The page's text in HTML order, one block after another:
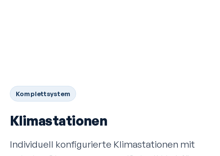
Komplettsystem
Klimastationen
Individuell konfigurierte Klimastationen mit